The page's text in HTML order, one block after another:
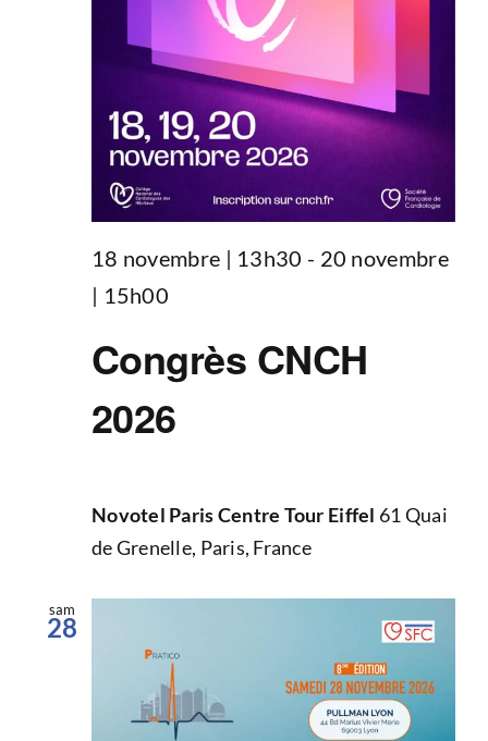
Congrès CNCH
2026
18 novembre | 13h30 - 20 novembre
| 15h00
Novotel Paris Centre Tour Eiffel 61 Quai
de Grenelle, Paris, France
sam
28